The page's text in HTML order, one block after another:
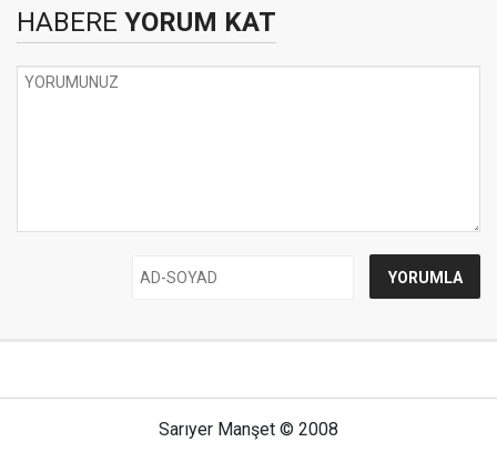
HABERE YORUM KAT
Sarıyer Manşet © 2008